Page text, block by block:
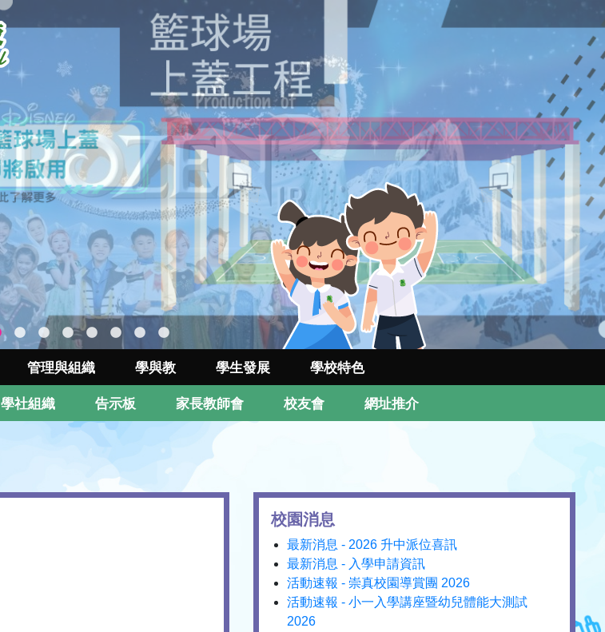
管理與組織 學與教 學生發展 學校特色
學社組織 告示板 家長教師會 校友會 網址推介
校園消息
最新消息 - 2026 升中派位喜訊
最新消息 - 入學申請資訊
活動速報 - 崇真校園導賞團 2026
活動速報 - 小一入學講座暨幼兒體能大測試
2026